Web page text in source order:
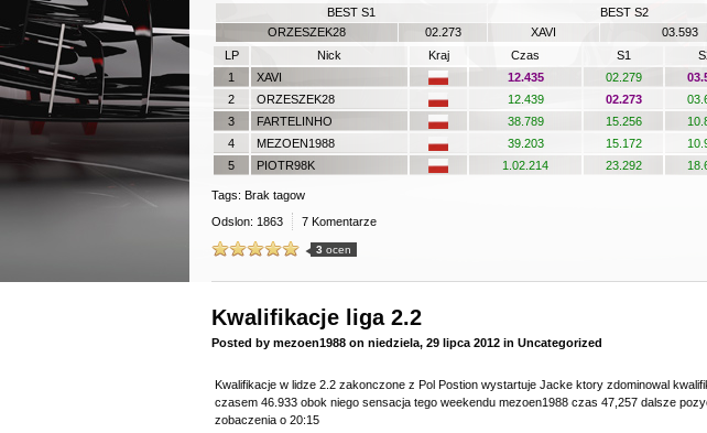
BEST S1 BEST S2
ORZESZEK28
02.273 XAVI 03.593
LP
Nick Kraj Czas S1
1
XAVI 12.435 02.279
2
ORZESZEK28 12.439 02.273
3
FARTELINHO 38.789 15.256
4
MEZOEN1988 39.203 15.172
5
PIOTR98K 1.02.214 23.292
Tags: Brak tagow
Odslon: 1863
7 Komentarze
3 ocen
Kwalifikacje liga 2.2
Posted by mezoen1988 on niedziela, 29 lipca 2012 in Uncategorized
Kwalifikacje w lidze 2.2 zakonczone z Pol Postion wystartuje Jacke ktory zdominowal
czasem 46.933 obok niego sensacja tego weekendu mezoen1988 czas 47,257 dalsze
zobaczenia o 20:15